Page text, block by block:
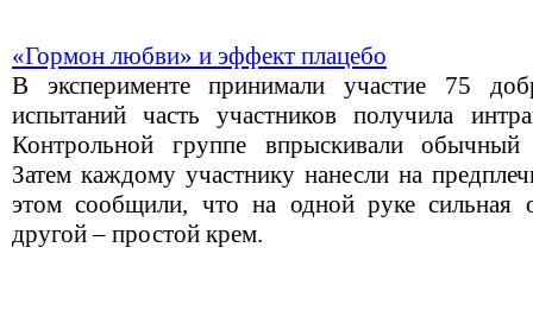
«Гормон любви» и эффект плацебо
В эксперименте принимали участие 75
испытаний часть участников получила
Контрольной группе впрыскивали обычный
Затем каждому участнику нанесли на
этом сообщили, что на одной руке сильная
другой – простой крем.